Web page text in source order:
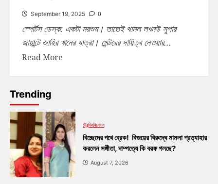
September 19, 2025 0
স্পোর্টস ডেস্ক: একটা মরশুম। তাতেই থামল লখনউ সুপার
জায়ান্টে জাহির খানের যাত্রা। মেন্টরের দায়িত্ব নেওয়ার...
Read More
Trending
ট্রেন্ডিংবিনোদন
বিচ্ছেদের পথে ব্রেক! বিজয়ের বিরুদ্ধে মামলা প্রত্যাহার
করলেন সঙ্গীতা, দাম্পত্যে কি বরফ গলছে?
August 7, 2026